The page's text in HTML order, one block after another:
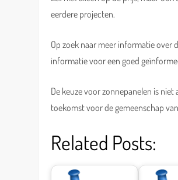
eerdere projecten.
Op zoek naar meer informatie
informatie voor een goed
De keuze voor zonnepanelen is
toekomst voor de gemeenschap
Related Posts: